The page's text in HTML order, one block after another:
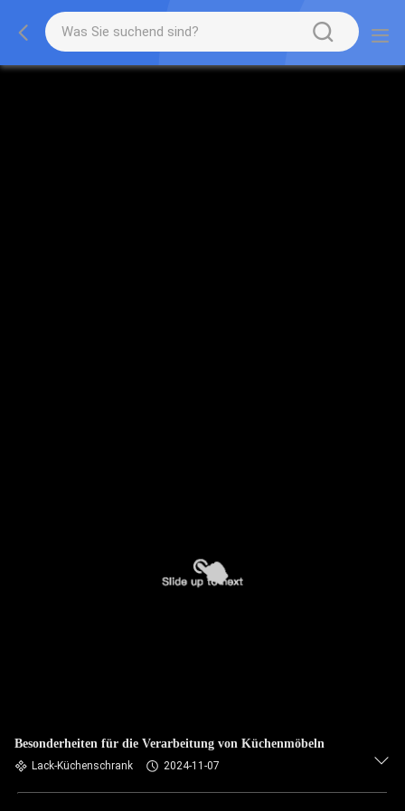
Besonderheiten für die Verarbeitung von Küchenmöbeln
Lack-Küchenschrank 2024-11-07